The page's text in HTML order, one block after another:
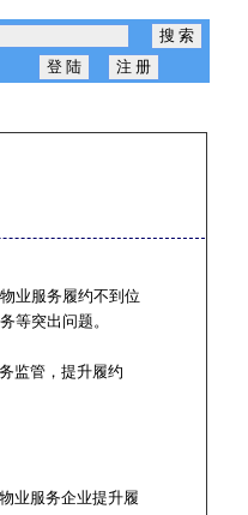
业服务履约不到位
等突出问题。
监管，提升履约
业服务企业提升履